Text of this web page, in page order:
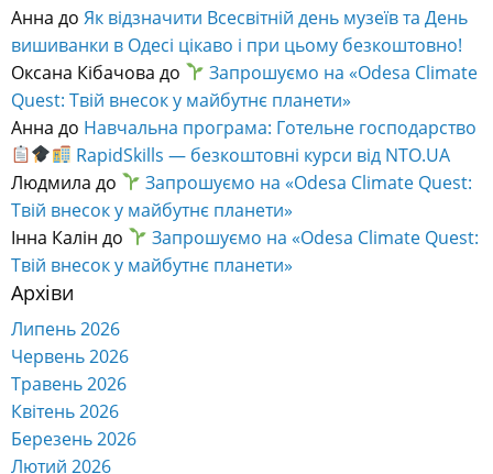
Твій внесок у майбутнє планети»
Інна Каліндо
Запрошуємо на «Odesa Climate Quest:
Твій внесок у майбутнє планети»
Архіви
Липень 2026
Червень 2026
Травень 2026
Квітень 2026
Березень 2026
Лютий 2026
Січень 2026
Грудень 2025
Листопад 2025
Жовтень 2025
Вересень 2025
Серпень 2025
Липень 2025